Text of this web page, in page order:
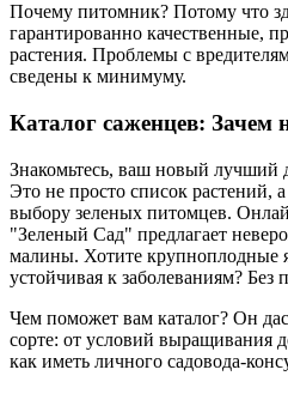
Почему питомник? Потому что
гарантированно качественные,
растения. Проблемы с
сведены к минимуму.
Каталог саженцев: Зачем
Знакомьтесь, ваш новый лучший
Это не просто список растений,
выбору зеленых питомцев.
"Зеленый Сад" предлагает
малины. Хотите крупноплодные
устойчивая к заболеваниям? Без
Чем поможет вам каталог? Он
сорте: от условий выращивания
как иметь личного садовода-